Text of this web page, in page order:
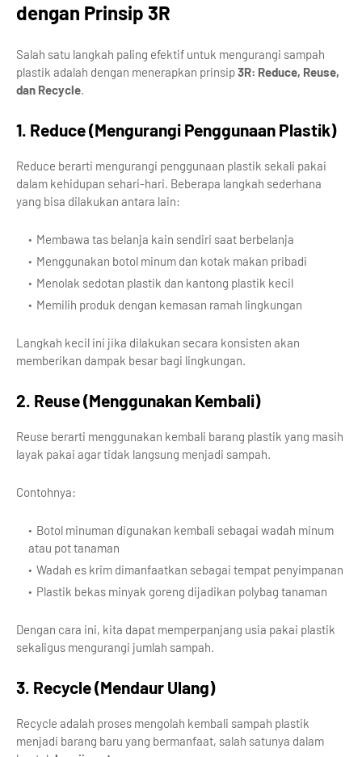
dengan Prinsip 3R
Salah satu langkah paling efektif untuk mengurangi sampah
plastik adalah dengan menerapkan prinsip3R: Reduce, Reuse,
dan Recycle.
1. Reduce (Mengurangi Penggunaan Plastik)
Reduce berarti mengurangi penggunaan plastik sekali pakai
dalam kehidupan sehari-hari. Beberapa langkah sederhana
yang bisa dilakukan antara lain:
Membawa tas belanja kain sendiri saat berbelanja
Menggunakan botol minum dan kotak makan pribadi
Menolak sedotan plastik dan kantong plastik kecil
Memilih produk dengan kemasan ramah lingkungan
Langkah kecil ini jika dilakukan secara konsisten akan
memberikan dampak besar bagi lingkungan.
2. Reuse (Menggunakan Kembali)
Reuse berarti menggunakan kembali barang plastik yang masih
layak pakai agar tidak langsung menjadi sampah.
Contohnya:
Botol minuman digunakan kembali sebagai wadah minum
atau pot tanaman
Wadah es krim dimanfaatkan sebagai tempat penyimpanan
Plastik bekas minyak goreng dijadikan polybag tanaman
Dengan cara ini, kita dapat memperpanjang usia pakai plastik
sekaligus mengurangi jumlah sampah.
3. Recycle (Mendaur Ulang)
Recycle adalah proses mengolah kembali sampah plastik
menjadi barang baru yang bermanfaat, salah satunya dalam